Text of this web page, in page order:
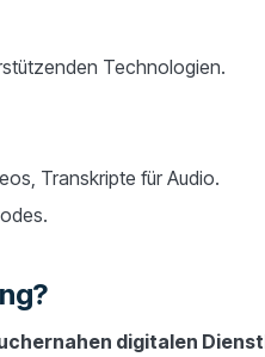
Technologien.
Transkripte für Audio.
digitalen